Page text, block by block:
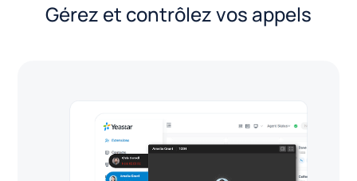
Gérez et contrôlez vos appels